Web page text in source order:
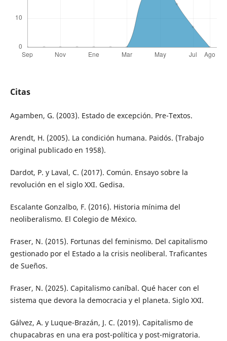
Citas
Agamben, G. (2003). Estado de excepción. Pre-Textos.
Arendt, H. (2005). La condición humana. Paidós. (Trabajo
original publicado en 1958).
Dardot, P. y Laval, C. (2017). Común. Ensayo sobre la
revolución en el siglo XXI. Gedisa.
Escalante Gonzalbo, F. (2016). Historia mínima del
neoliberalismo. El Colegio de México.
Fraser, N. (2015). Fortunas del feminismo. Del capitalismo
gestionado por el Estado a la crisis neoliberal. Traficantes
de Sueños.
Fraser, N. (2025). Capitalismo caníbal. Qué hacer con el
sistema que devora la democracia y el planeta. Siglo XXI.
Gálvez, A. y Luque-Brazán, J. C. (2019). Capitalismo de
chupacabras en una era post-política y post-migratoria.